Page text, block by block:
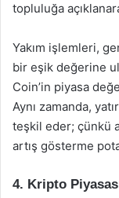
topluluğa
Yakım işlemleri,
bir eşik değerine
Coin’in piyasa
Aynı zamanda,
teşkil eder; çünkü
artış gösterme
4. Kripto